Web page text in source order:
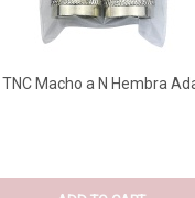
TNC Macho a N Hembra